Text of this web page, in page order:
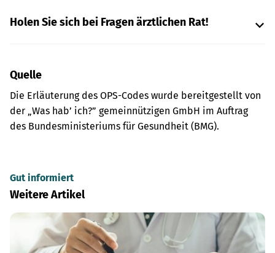
Holen Sie sich bei Fragen ärztlichen Rat!
Quelle
Die Erläuterung des OPS-Codes wurde bereitgestellt von
der „Was hab’ ich?” gemeinnützigen GmbH im Auftrag
des Bundesministeriums für Gesundheit (BMG).
Gut informiert
Weitere Artikel